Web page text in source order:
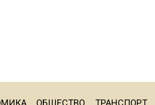
ОБЩЕСТВО ТРАНСПОРТ